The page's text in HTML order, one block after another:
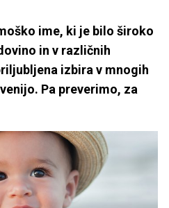
ime, ki je bilo široko
in v različnih
izbira v mnogih
Pa preverimo, za